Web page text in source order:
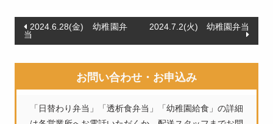
投
稿
ビ
ゲ
2024.6.28(金) 幼稚園弁
当
2024.7.2(火) 幼稚園弁当
お問い合わせ・お申込み
「日替わり弁当」「透析食弁当」「幼稚園給食」の詳細